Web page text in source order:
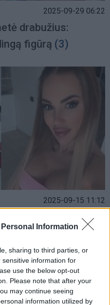
Information
sharing to third parties, or
information for
use the below opt-out
Please note that after your
may continue seeing
information utilized by
2025-09-29 06:22
drabužius:
figūrą (3)
2025-09-15 11:12
kėlė vienas